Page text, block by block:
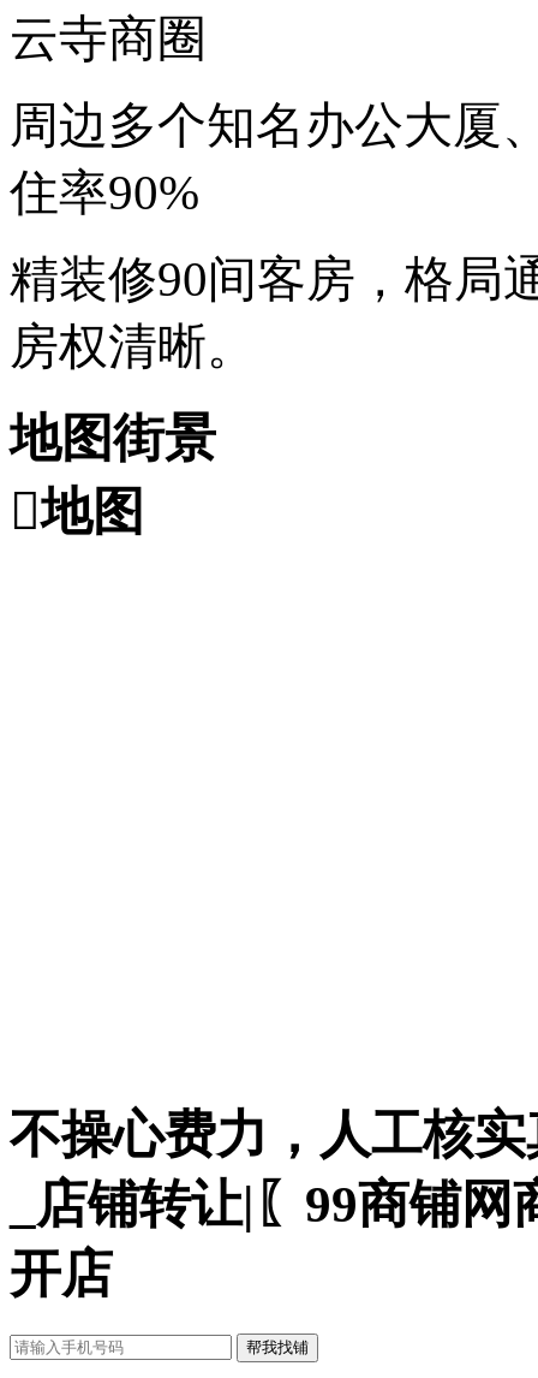
云寺商圈
周边多个知名办公大厦
住率90%
精装修90间客房，格局
房权清晰。
地图街景
地图
不操心费力，人工核
_店铺转让|〖99商铺
开店